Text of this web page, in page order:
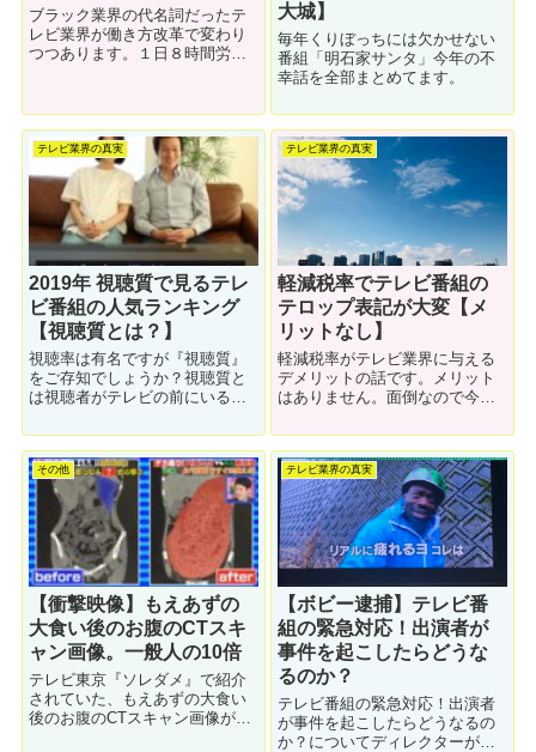
ブラック業界の代名詞だったテ
レビ業界が働き方改革で変わり
つつあります。１日８時間労働
業です。テレビ業界の今を現役
ディレクターが解説します。
大城】
毎年くりぼっちには欠かせない
番組「明石家サンタ」今年の不
幸話を全部まとめてます。
テレビ業界の真実
2019年 視聴質で見るテレ
ビ番組の人気ランキング
【視聴質とは？】
視聴率は有名ですが『視聴質』
をご存知でしょうか？視聴質と
は視聴者がテレビの前にいる
データを元に番組の注目度を計
る指標です。視聴質データで見
る人気番組ランキングを解説し
ます。
テレビ業界の真実
軽減税率でテレビ番組の
テロップ表記が大変【メ
リットなし】
軽減税率がテレビ業界に与える
デメリットの話です。メリット
はありません。面倒なので今す
う面倒なのか？を解説します。
その他
【衝撃映像】もえあずの
大食い後のお腹のCTスキ
ャン画像。一般人の10倍
テレビ東京『ソレダメ』で紹介
されていた、もえあずの大食い
後のお腹のCTスキャン画像がや
テレビ業界の真実
【ボビー逮捕】テレビ番
組の緊急対応！出演者が
事件を起こしたらどうな
るのか？
テレビ番組の緊急対応！出演者
が事件を起こしたらどうなるの
か？についてディレクターが解